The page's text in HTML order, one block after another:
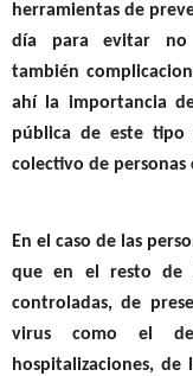
herramientas de
día para evitar no
también
ahí la importancia
pública de este
colectivo de
En el caso de las
que en el resto de
controladas, de
virus como el
hospitalizaciones,